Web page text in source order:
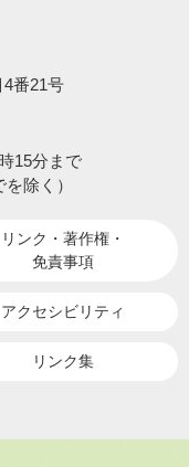
番21号
15分まで
除く）
リンク・著作権・
免責事項
アクセシビリティ
リンク集